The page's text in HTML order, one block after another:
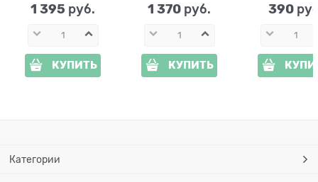
1 395 руб.
КУПИТЬ
1 370 руб.
КУПИТЬ
390
Категории